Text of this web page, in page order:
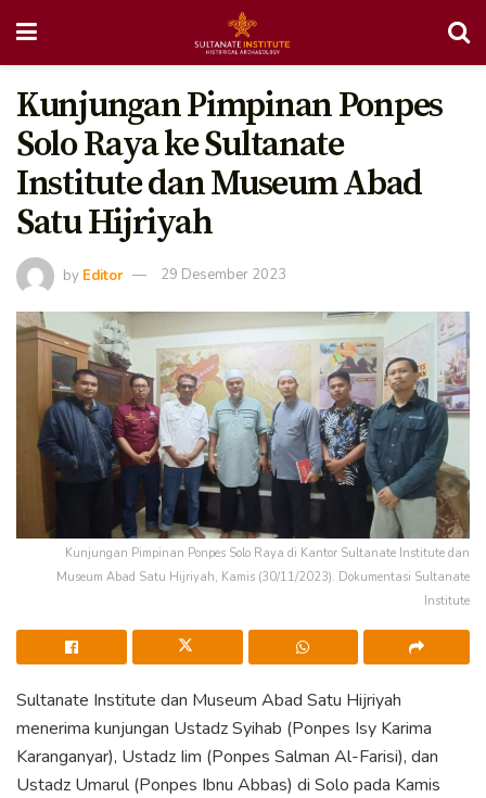
Kunjungan Pimpinan Ponpes
Solo Raya ke Sultanate
Institute dan Museum Abad
Satu Hijriyah
by Editor 29 Desember 2023
Kunjungan Pimpinan Ponpes Solo Raya di Kantor Sultanate Institute dan
Museum Abad Satu Hijriyah, Kamis (30/11/2023). Dokumentasi Sultanate
Institute
Sultanate Institute dan Museum Abad Satu Hijriyah
menerima kunjungan Ustadz Syihab (Ponpes Isy Karima
Karanganyar), Ustadz Iim (Ponpes Salman Al-Farisi), dan
Ustadz Umarul (Ponpes Ibnu Abbas) di Solo pada Kamis